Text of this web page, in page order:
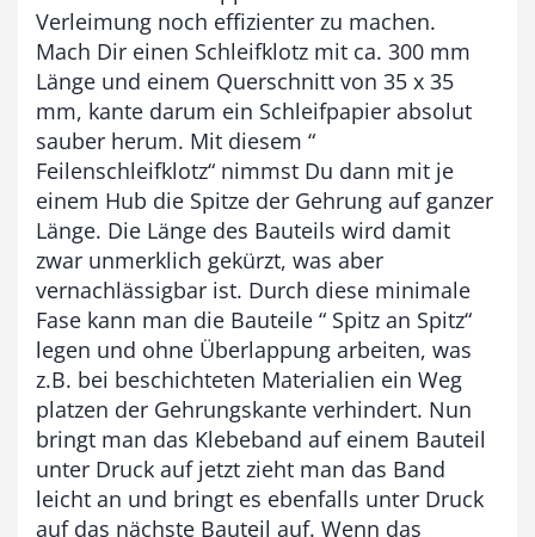
3
,
0
0
€
Verleimung noch effizienter zu machen.
Mach Dir einen Schleifklotz mit ca. 300 mm
Länge und einem Querschnitt von 35 x 35
mm, kante darum ein Schleifpapier absolut
sauber herum. Mit diesem “
Feilenschleifklotz“ nimmst Du dann mit je
einem Hub die Spitze der Gehrung auf ganzer
Länge. Die Länge des Bauteils wird damit
zwar unmerklich gekürzt, was aber
vernachlässigbar ist. Durch diese minimale
Fase kann man die Bauteile “ Spitz an Spitz“
legen und ohne Überlappung arbeiten, was
z.B. bei beschichteten Materialien ein Weg
platzen der Gehrungskante verhindert. Nun
bringt man das Klebeband auf einem Bauteil
unter Druck auf jetzt zieht man das Band
leicht an und bringt es ebenfalls unter Druck
auf das nächste Bauteil auf. Wenn das